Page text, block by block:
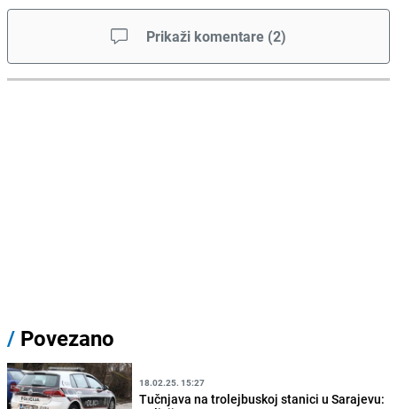
Prikaži komentare (2)
/ Povezano
18.02.25. 15:27
Tučnjava na trolejbuskoj stanici u Sarajevu: